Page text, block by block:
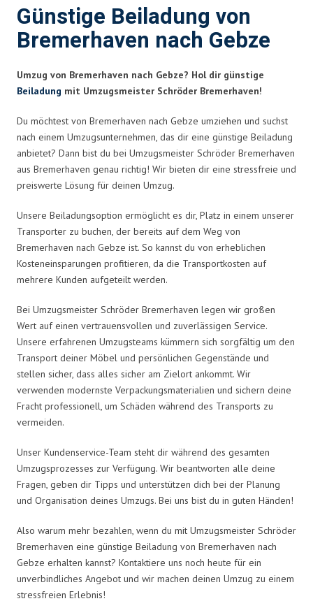
Günstige Beiladung von
Bremerhaven nach Gebze
Umzug von Bremerhaven nach Gebze? Hol dir günstige
Beiladung mit Umzugsmeister Schröder Bremerhaven!
Du möchtest von Bremerhaven nach Gebze umziehen und suchst
nach einem Umzugsunternehmen, das dir eine günstige Beiladung
anbietet? Dann bist du bei Umzugsmeister Schröder Bremerhaven
aus Bremerhaven genau richtig! Wir bieten dir eine stressfreie und
preiswerte Lösung für deinen Umzug.
Unsere Beiladungsoption ermöglicht es dir, Platz in einem unserer
Transporter zu buchen, der bereits auf dem Weg von
Bremerhaven nach Gebze ist. So kannst du von erheblichen
Kosteneinsparungen profitieren, da die Transportkosten auf
mehrere Kunden aufgeteilt werden.
Bei Umzugsmeister Schröder Bremerhaven legen wir großen
Wert auf einen vertrauensvollen und zuverlässigen Service.
Unsere erfahrenen Umzugsteams kümmern sich sorgfältig um den
Transport deiner Möbel und persönlichen Gegenstände und
stellen sicher, dass alles sicher am Zielort ankommt. Wir
verwenden modernste Verpackungsmaterialien und sichern deine
Fracht professionell, um Schäden während des Transports zu
vermeiden.
Unser Kundenservice-Team steht dir während des gesamten
Umzugsprozesses zur Verfügung. Wir beantworten alle deine
Fragen, geben dir Tipps und unterstützen dich bei der Planung
und Organisation deines Umzugs. Bei uns bist du in guten Händen!
Also warum mehr bezahlen, wenn du mit Umzugsmeister Schröder
Bremerhaven eine günstige Beiladung von Bremerhaven nach
Gebze erhalten kannst? Kontaktiere uns noch heute für ein
unverbindliches Angebot und wir machen deinen Umzug zu einem
stressfreien Erlebnis!